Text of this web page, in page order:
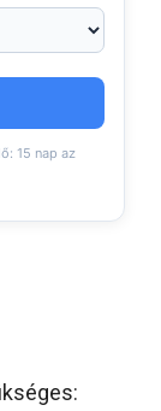
15 nap az